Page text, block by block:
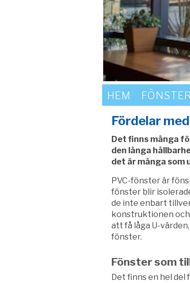
HEM FÖNSTER
Fördelar
Det finns många
den långa
det är många
PVC-fönster är
fönster blir
de inte enbart
konstruktionen och
att få låga U-
fönster.
Fönster som
Det finns en hel